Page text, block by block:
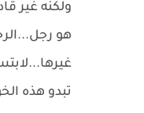
ولكنه غير
هو
تبدو هذه